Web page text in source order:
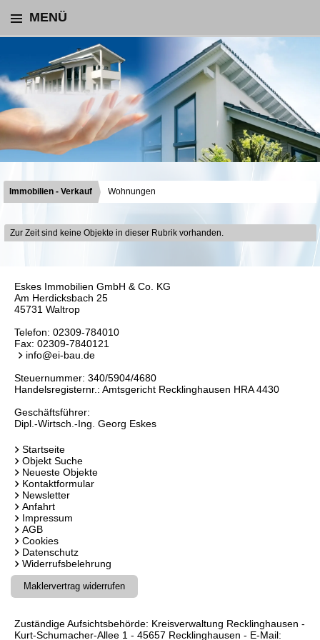
MENÜ
Immobilien - Verkauf Wohnungen
Zur Zeit sind keine Objekte in dieser Rubrik vorhanden.
Eskes Immobilien GmbH & Co. KG
Am Herdicksbach 25
45731 Waltrop
Telefon: 02309-784010
Fax: 02309-7840121
info@ei-bau.de
Steuernummer: 340/5904/4680
Handelsregisternr.: Amtsgericht Recklinghausen HRA 4430
Geschäftsführer:
Dipl.-Wirtsch.-Ing. Georg Eskes
Startseite
Objekt Suche
Neueste Objekte
Kontaktformular
Newsletter
Anfahrt
Impressum
AGB
Cookies
Datenschutz
Widerrufsbelehrung
Maklervertrag widerrufen
Zuständige Aufsichtsbehörde: Kreisverwaltung Recklinghausen -
Kurt-Schumacher-Allee 1 - 45657 Recklinghausen - E-Mail: